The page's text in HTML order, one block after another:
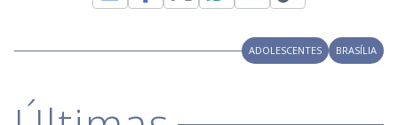
d ADOLESCENTES BRASÍLIA